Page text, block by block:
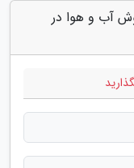
آب و هوا در